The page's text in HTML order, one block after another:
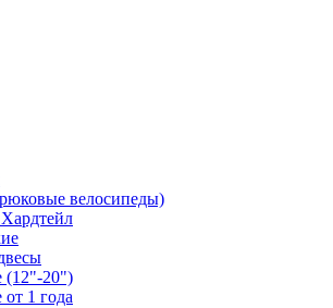
велосипеды)
(12"-20")
от 1 года